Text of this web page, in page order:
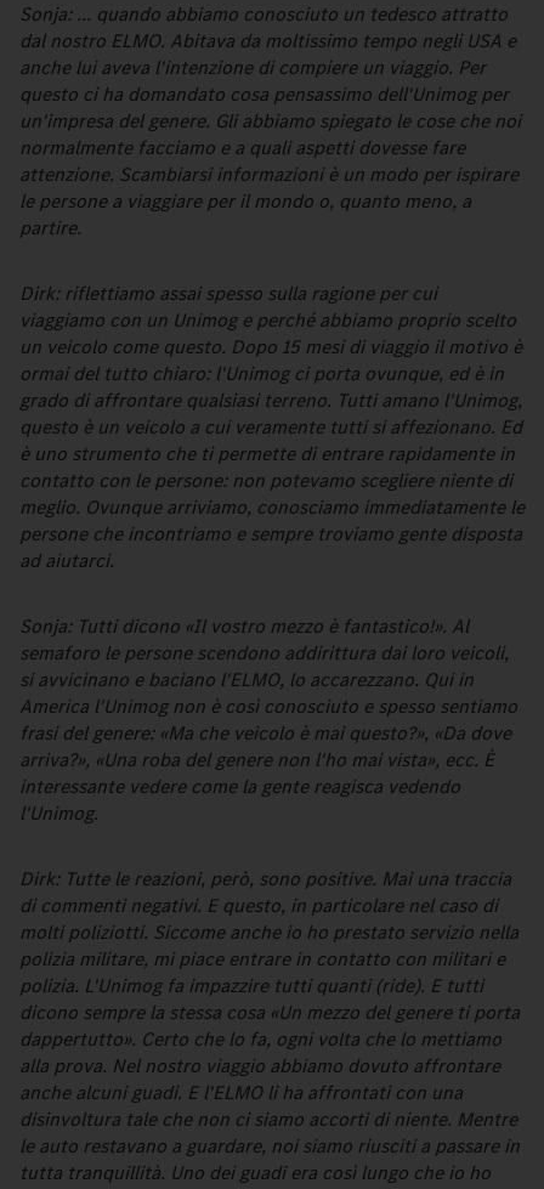
Sonja: ... quando abbiamo conosciuto un tedesco attratto
dal nostro ELMO. Abitava da moltissimo tempo negli USA e
anche lui aveva l'intenzione di compiere un viaggio. Per
questo ci ha domandato cosa pensassimo dell'Unimog per
un'impresa del genere. Gli abbiamo spiegato le cose che noi
normalmente facciamo e a quali aspetti dovesse fare
attenzione. Scambiarsi informazioni è un modo per ispirare
le persone a viaggiare per il mondo o, quanto meno, a
partire.
Dirk: riflettiamo assai spesso sulla ragione per cui
viaggiamo con un Unimog e perché abbiamo proprio scelto
un veicolo come questo. Dopo 15 mesi di viaggio il motivo è
ormai del tutto chiaro: l'Unimog ci porta ovunque, ed è in
grado di affrontare qualsiasi terreno. Tutti amano l'Unimog,
questo è un veicolo a cui veramente tutti si affezionano. Ed
è uno strumento che ti permette di entrare rapidamente in
contatto con le persone: non potevamo scegliere niente di
meglio. Ovunque arriviamo, conosciamo immediatamente le
persone che incontriamo e sempre troviamo gente disposta
ad aiutarci.
Sonja: Tutti dicono «Il vostro mezzo è fantastico!». Al
semaforo le persone scendono addirittura dai loro veicoli,
si avvicinano e baciano l'ELMO, lo accarezzano. Qui in
America l'Unimog non è così conosciuto e spesso sentiamo
frasi del genere: «Ma che veicolo è mai questo?», «Da dove
arriva?», «Una roba del genere non l'ho mai vista», ecc. È
interessante vedere come la gente reagisca vedendo
l'Unimog.
Dirk: Tutte le reazioni, però, sono positive. Mai una traccia
di commenti negativi. E questo, in particolare nel caso di
molti poliziotti. Siccome anche io ho prestato servizio nella
polizia militare, mi piace entrare in contatto con militari e
polizia. L'Unimog fa impazzire tutti quanti (ride). E tutti
dicono sempre la stessa cosa «Un mezzo del genere ti porta
dappertutto». Certo che lo fa, ogni volta che lo mettiamo
alla prova. Nel nostro viaggio abbiamo dovuto affrontare
anche alcuni guadi. E l'ELMO li ha affrontati con una
disinvoltura tale che non ci siamo accorti di niente. Mentre
le auto restavano a guardare, noi siamo riusciti a passare in
tutta tranquillità. Uno dei guadi era così lungo che io ho